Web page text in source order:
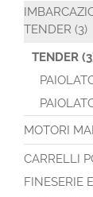
TENDER (3)
TENDER
MOTORI
CARRELLI
FINESERIE